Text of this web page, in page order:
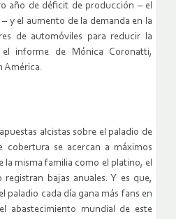
año de déficit de producción – el
y el aumento de la demanda en la
de automóviles para reducir la
informe de Mónica Coronatti,
América.
alcistas sobre el paladio de
cobertura se acercan a máximos
la misma familia como el platino, el
bajas anuales. Y es que,
paladio cada día gana más fans en
abastecimiento mundial de este